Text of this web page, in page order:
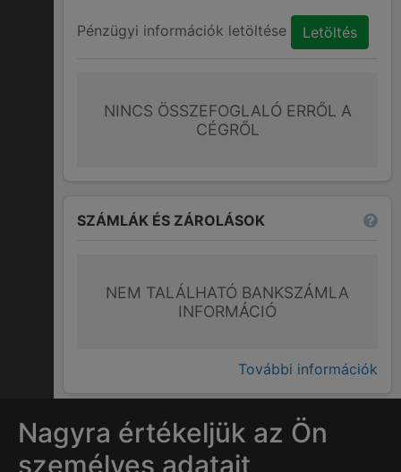
Pénzügyi információk letöltése Letöltés
NINCS ÖSSZEFOGLALÓ ERRŐL A
CÉGRŐL
SZÁMLÁK ÉS ZÁROLÁSOK
NEM TALÁLHATÓ BANKSZÁMLA
INFORMÁCIÓ
További információk
GYAKRAN ISMÉTELT KÉRDÉSEK
Nagyra értékeljük az Ön
személyes adatait